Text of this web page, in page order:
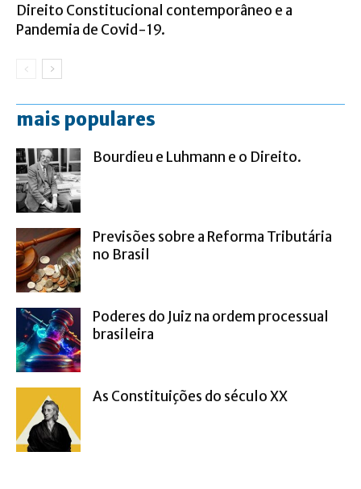
Direito Constitucional contemporâneo e a
Pandemia de Covid-19.
mais populares
Bourdieu e Luhmann e o Direito.
Previsões sobre a Reforma Tributária
no Brasil
Poderes do Juiz na ordem processual
brasileira
As Constituições do século XX